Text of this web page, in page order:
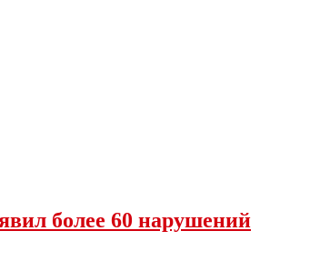
более 60 нарушений